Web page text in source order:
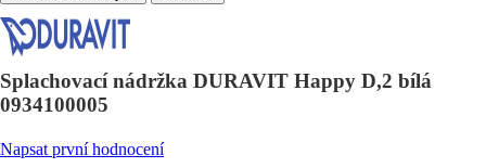
Splachovací nádržka DURAVIT Happy D,2 bílá
0934100005
Napsat první hodnocení